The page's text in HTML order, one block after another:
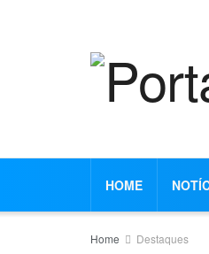
HOME
Home Destaques